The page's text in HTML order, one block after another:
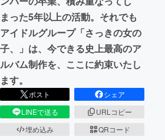
まった5年以上の活動。それでも
アイドルグループ「さっきの女の
子、」は、今できる史上最高のア
ルバム制作を、ここに約束いたし
ます。
ポスト
シェア
LINEで送る
URLコピー
埋め込み
QRコード